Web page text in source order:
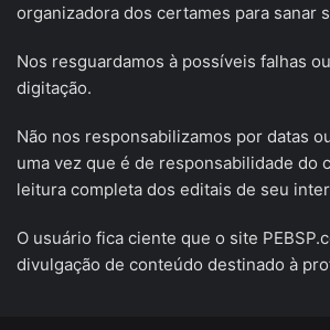
organizadora dos certames para sanar
Nos resguardamos à possíveis falhas
digitação.
Não nos responsabilizamos por datas
uma vez que é de responsabilidade do
leitura completa dos editais de seu
O usuário fica ciente que o site
divulgação de conteúdo destinado à